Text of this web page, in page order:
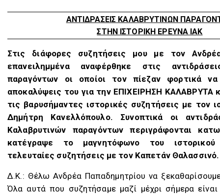
ANTIΔPAΣΕΙΣ ΚΑΛΑΒΡΥΤΙΝΩΝ
ΣTΗΝ ΙΣΤΟΡΙΚΗ ΕΡΕΥΝΑ ΙΑΚ
Στις διάφορες συζητήσεις μου με τον
επανειλημμένα αναφέρθηκε στις
παραγόντων οι οποίοι τον πίεζαν φορτικά
αποκαλύψεις του για την ΕΠΙΧΕΙΡΗΣΗ ΚΑΛΑΒΡΥΤΑ
τις βαρυσήμαντες ιστορικές συζητήσεις με τον
Δημήτρη Κανελλόπουλο. Συνοπτικά οι
Καλαβρυτινών παραγόντων περιγράφονται
κατέγραψε το μαγνητόφωνο του
τελευταίες συζητήσεις με τον Καπετάν Θαλασσινό.
Δ.K.: Θέλω Ανδρέα Παπαδημητρίου να
Όλα αυτά που συζητήσαμε μαζί μέχρι σήμερα είναι